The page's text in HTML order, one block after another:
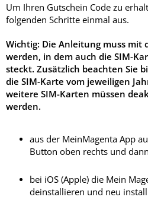
Um Ihren Gutschein Code zu
folgenden Schritte einmal aus.
Wichtig: Die Anleitung muss mit
werden, in dem auch die SIM-
steckt. Zusätzlich beachten Sie
die SIM-Karte vom jeweiligen
weitere SIM-Karten müssen
werden.
aus der MeinMagenta App
Button oben rechts und
bei iOS (Apple) die Mein
deinstallieren und neu